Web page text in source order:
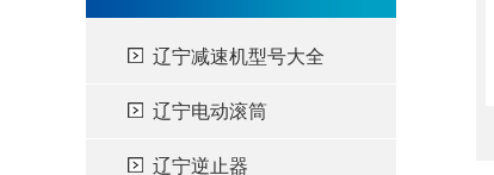
辽宁减速机型号大全
辽宁电动滚筒
辽宁逆止器